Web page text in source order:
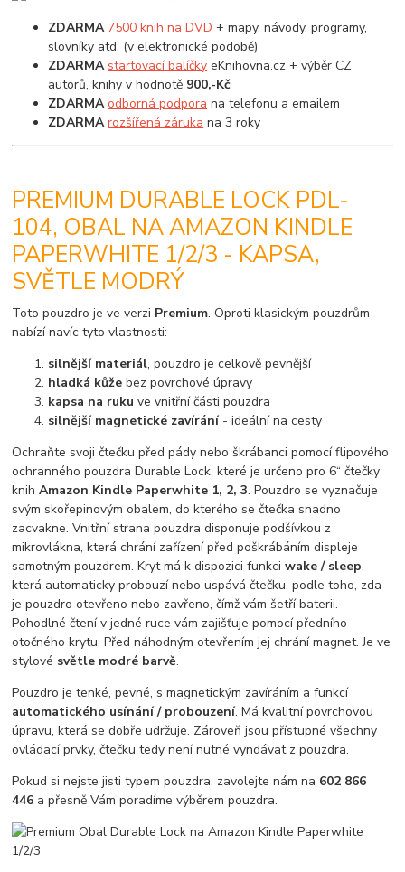
ZDARMA 7500 knih na DVD + mapy, návody, programy,
slovníky atd. (v elektronické podobě)
ZDARMA startovací balíčky eKnihovna.cz + výběr CZ
autorů, knihy v hodnotě 900,-Kč
ZDARMA odborná podpora na telefonu a emailem
ZDARMA rozšířená záruka na 3 roky
PREMIUM DURABLE LOCK PDL-
104, OBAL NA AMAZON KINDLE
PAPERWHITE 1/2/3 - KAPSA,
SVĚTLE MODRÝ
Toto pouzdro je ve verzi Premium. Oproti klasickým pouzdrům
nabízí navíc tyto vlastnosti:
silnější materiál, pouzdro je celkově pevnější
hladká kůže bez povrchové úpravy
kapsa na ruku ve vnitřní části pouzdra
silnější magnetické zavírání- ideální na cesty
Ochraňte svoji čtečku před pády nebo škrábanci pomocí flipového
ochranného pouzdra Durable Lock, které je určeno pro 6“ čtečky
knihAmazon Kindle Paperwhite 1, 2, 3. Pouzdro se vyznačuje
svým skořepinovým obalem, do kterého se čtečka snadno
zacvakne. Vnitřní strana pouzdra disponuje podšívkou z
mikrovlákna, která chrání zařízení před poškrábáním displeje
samotným pouzdrem. Kryt má k dispozici funkciwake / sleep,
která automaticky probouzí nebo uspává čtečku, podle toho, zda
je pouzdro otevřeno nebo zavřeno, čímž vám šetří baterii.
Pohodlné čtení v jedné ruce vám zajišťuje pomocí předního
otočného krytu. Před náhodným otevřením jej chrání magnet. Je ve
stylové světle modré barvě.
Pouzdro je tenké, pevné, s magnetickým zavíráním a funkcí
automatického usínání / probouzení. Má kvalitní povrchovou
úpravu, která se dobře udržuje. Zároveň jsou přístupné všechny
ovládací prvky, čtečku tedy není nutné vyndávat z pouzdra.
Pokud si nejste jisti typem pouzdra, zavolejte nám na 602 866
446 a přesně Vám poradíme výběrem pouzdra.